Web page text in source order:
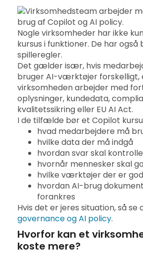
Nogle virksomheder har ikke
kursus i funktioner. De har også
spilleregler.
Det gælder især, hvis
bruger AI-værktøjer forskelligt,
virksomheden arbejder med
oplysninger, kundedata,
kvalitetssikring eller EU AI Act.
I de tilfælde bør et Copilot
hvad medarbejdere må
hvilke data der må indgå
hvordan svar skal
hvornår mennesker skal
hvilke værktøjer der er
hvordan AI-brug
forankres
Hvis det er jeres situation, så se
governance og AI policy.
Hvorfor kan et
koste mere?